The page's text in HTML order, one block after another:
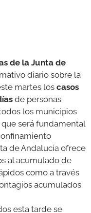
de la Junta de
diario sobre la
martes los casos
de personas
los municipios
será fundamental
de Andalucía ofrece
al acumulado de
como a través
acumulados
esta tarde se